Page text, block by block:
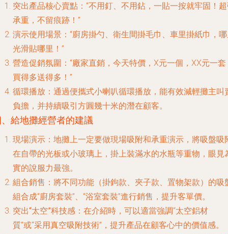
突出產品核心賣點 ：“不用釘、不用鉆，一貼一按就牢固！
承重，不留痕跡！”
演示使用場景 ：“廚房掛勺、衛生間掛毛巾、車里掛紙巾，
光滑貼哪里！”
營造促銷氛圍 ：“廠家直銷，今天特價，X元一個，XX元一套
買得多送得多！”
循環播放 ：通過便攜式小喇叭循環播放，能有效減輕攤主叫
負擔，并持續吸引方圓幾十米的潛在顧客。
給地攤經營者的建議
現場演示 ：地攤上一定要做現場吸附和承重演示 ，將吸盤吸
在自帶的光板或小玻璃上，掛上裝滿水的水瓶等重物，眼見
實的說服力最強。
組合銷售 ：將不同功能（掛鉤款、夾子款、置物架款）的吸
組合成“廚房套裝”、“浴室套裝”進行銷售，提升客單價。
突出“太空”科技感 ：在介紹時，可以適當強調“太空鋁材
質”或“采用真空吸附技術”，提升產品在顧客心中的價值感。